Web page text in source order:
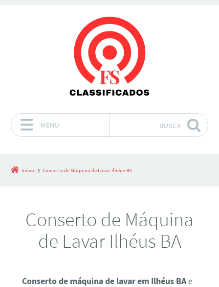
MENU BUSCA
Início Conserto de Máquina de Lavar Ilhéus BA
Conserto de Máquina
de Lavar Ilhéus BA
Conserto de máquina de lavar em Ilhéus BAe